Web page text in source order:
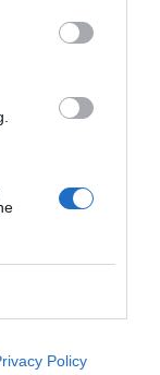
Policy
site dans le